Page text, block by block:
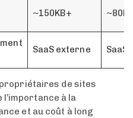
~150KB+
SaaS externe SaaS
de sites
à la
et au coût à long